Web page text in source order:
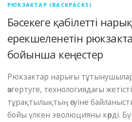
РЮКЗАКТАР (BACKPACKS)
Бәсекеге қабілетті
ерекшеленетін
бойынша кеңестер
Рюкзактар ​​нарығы
өзгертуге, технологиядағы
тұрақтылықтың өсуіне
бойы үлкен эволюцияны көрді.